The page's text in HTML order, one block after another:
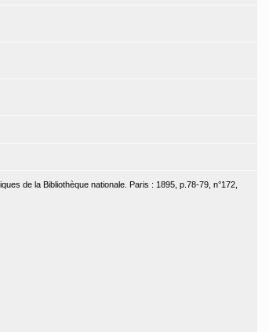
de la Bibliothèque nationale. Paris : 1895, p.78-79, n°172,